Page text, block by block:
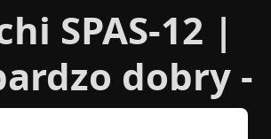
SPAS-12 |
dobry -